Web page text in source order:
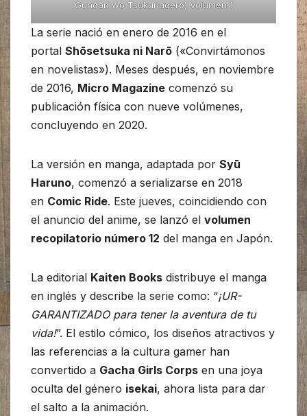
Gundan wo Tsukuriagero) Volumen 1
La serie nació en enero de 2016 en el
portal Shōsetsuka ni Narō («Convirtámonos
en novelistas»). Meses después, en noviembre
de 2016, Micro Magazine comenzó su
publicación física con nueve volúmenes,
concluyendo en 2020.
La versión en manga, adaptada por Syū
Haruno, comenzó a serializarse en 2018
en Comic Ride. Este jueves, coincidiendo con
el anuncio del anime, se lanzó el volumen
recopilatorio número 12 del manga en Japón.
La editorial Kaiten Books distribuye el manga
en inglés y describe la serie como: “¡UR-
GARANTIZADO para tener la aventura de tu
vida!”. El estilo cómico, los diseños atractivos y
las referencias a la cultura gamer han
convertido a Gacha Girls Corps en una joya
oculta del género isekai, ahora lista para dar
el salto a la animación.